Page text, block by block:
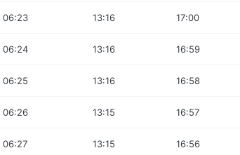
06:23 13:16 17:00
06:24 13:16 16:59
06:25 13:16 16:58
06:26 13:15 16:57
06:27 13:15 16:56